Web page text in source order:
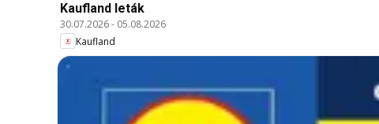
Kaufland leták
30.07.2026- 05.08.2026
Kaufland